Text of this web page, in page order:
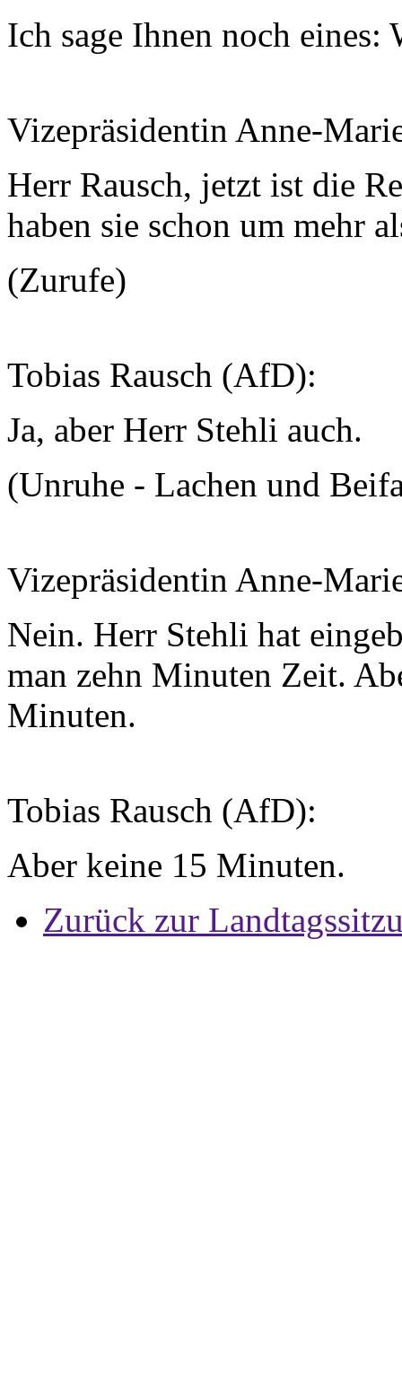
Ich sage Ihnen noch
Vizepräsidentin Anne-
Herr Rausch, jetzt ist die
haben sie schon um mehr
(Zurufe)
Tobias Rausch (AfD):
Ja, aber Herr Stehli auch.
(Unruhe - Lachen und
Vizepräsidentin Anne-
Nein. Herr Stehli hat
man zehn Minuten Zeit.
Minuten.
Tobias Rausch (AfD):
Aber keine 15 Minuten.
Zurück zur